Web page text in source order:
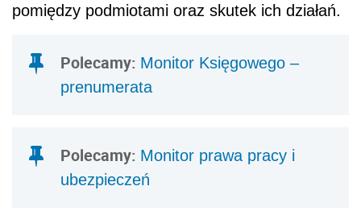
pomiędzy podmiotami oraz skutek ich działań.
Polecamy: Monitor Księgowego –
prenumerata
Polecamy: Monitor prawa pracy i
ubezpieczeń